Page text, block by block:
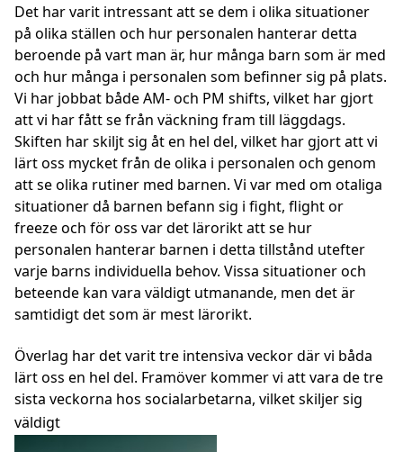
Det har varit intressant att se dem i olika situationer
på olika ställen och hur personalen hanterar detta
beroende på vart man är, hur många barn som är med
och hur många i personalen som befinner sig på plats.
Vi har jobbat både AM- och PM shifts, vilket har gjort
att vi har fått se från väckning fram till läggdags.
Skiften har skiljt sig åt en hel del, vilket har gjort att vi
lärt oss mycket från de olika i personalen och genom
att se olika rutiner med barnen. Vi var med om otaliga
situationer då barnen befann sig i fight, flight or
freeze och för oss var det lärorikt att se hur
personalen hanterar barnen i detta tillstånd utefter
varje barns individuella behov. Vissa situationer och
beteende kan vara väldigt utmanande, men det är
samtidigt det som är mest lärorikt.
Överlag har det varit tre intensiva veckor där vi båda
lärt oss en hel del. Framöver kommer vi att vara de tre
sista veckorna hos socialarbetarna, vilket skiljer sig
väldigt